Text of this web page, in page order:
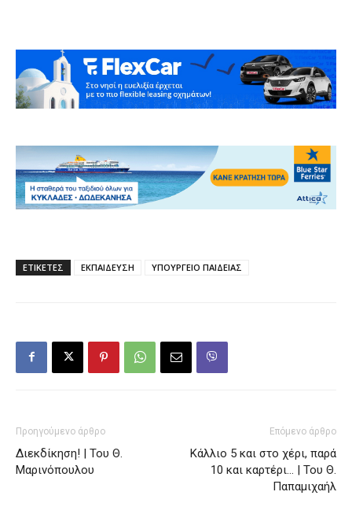
ΕΤΙΚΕΤΕΣ ΕΚΠΑΙΔΕΥΣΗ ΥΠΟΥΡΓΕΙΟ ΠΑΙΔΕΙΑΣ
Προηγούμενο άρθρο
Διεκδίκηση! | Του Θ.
Μαρινόπουλου
Επόμενο άρθρο
Κάλλιο 5 και στο χέρι, παρά
10 και καρτέρι… | Του Θ.
Παπαμιχαήλ